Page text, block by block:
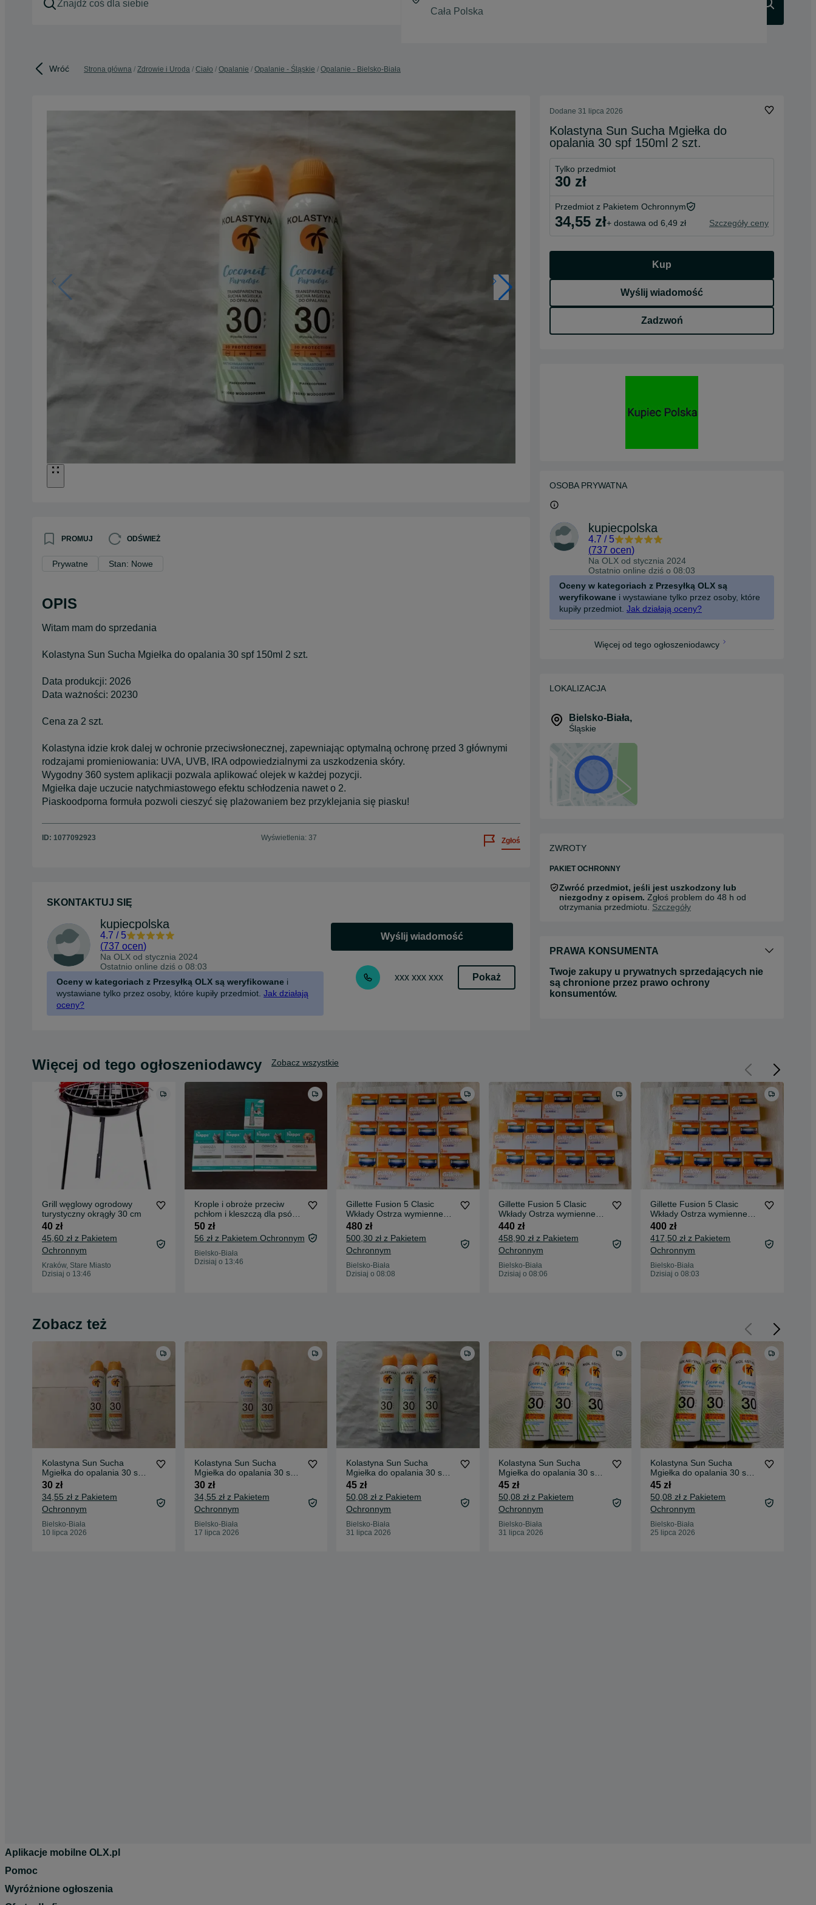
Wróć Strona główna Zdrowie i Uroda Ciało Opalanie Opalanie - Śląskie Opalanie - Bielsko-Biała
PROMUJ ODŚWIEŻ
Prywatne Stan: Nowe
OPIS
Witam mam do sprzedania
Kolastyna Sun Sucha Mgiełka do opalania 30 spf 150ml 2 szt.
Data produkcji: 2026
Data ważności: 20230
Cena za 2 szt.
Kolastyna idzie krok dalej w ochronie przeciwsłonecznej, zapewniając optymalną ochronę przed 3 głównymi
rodzajami promieniowania: UVA, UVB, IRA odpowiedzialnymi za uszkodzenia skóry.
Wygodny 360 system aplikacji pozwala aplikować olejek w każdej pozycji.
Mgiełka daje uczucie natychmiastowego efektu schłodzenia nawet o 2.
Piaskoodporna formuła pozwoli cieszyć się plażowaniem bez przyklejania się piasku!
ID: 1077092923 Wyświetlenia: 37 Zgłoś
SKONTAKTUJ SIĘ
kupiecpolska
4.7 / 5
(737 ocen)
Na OLX od stycznia 2024
Ostatnio online dziś o 08:03
Oceny w kategoriach z Przesyłką OLX są weryfikowane i
wystawiane tylko przez osoby, które kupiły przedmiot. Jak działają
oceny?
Wyślij wiadomość
xxx xxx xxx Pokaż
Dodane 31 lipca 2026
Kolastyna Sun Sucha Mgiełka do
opalania 30 spf 150ml 2 szt.
Tylko przedmiot
30 zł
Przedmiot z Pakietem Ochronnym
34,55 zł+ dostawa od 6,49 zł Szczegóły ceny
Kup
Wyślij wiadomość
Zadzwoń
OSOBA PRYWATNA
kupiecpolska
4.7 / 5
(737 ocen)
Na OLX od stycznia 2024
Ostatnio online dziś o 08:03
Oceny w kategoriach z Przesyłką OLX są
weryfikowane i wystawiane tylko przez osoby, które
kupiły przedmiot. Jak działają oceny?
Więcej od tego ogłoszeniodawcy
LOKALIZACJA
Bielsko-Biała,
Śląskie
ZWROTY
PAKIET OCHRONNY
Zwróć przedmiot, jeśli jest uszkodzony lub
niezgodny z opisem. Zgłoś problem do 48 h od
otrzymania przedmiotu. Szczegóły
PRAWA KONSUMENTA
Twoje zakupy u prywatnych sprzedających nie
są chronione przez prawo ochrony
konsumentów.
Więcej od tego ogłoszeniodawcy Zobacz wszystkie
Grill węglowy ogrodowy
turystyczny okrągły 30 cm
40 zł
45,60 zł z Pakietem
Ochronnym
Kraków, Stare Miasto
Dzisiaj o 13:46
Krople i obroże przeciw
pchłom i kleszczą dla psów i
kotow 8 opk.
50 zł
56 zł z Pakietem Ochronnym
Bielsko-Biała
Dzisiaj o 13:46
Gillette Fusion 5 Clasic
Wkłady Ostrza wymienne
36 szt.
480 zł
500,30 zł z Pakietem
Ochronnym
Bielsko-Biała
Dzisiaj o 08:08
Gillette Fusion 5 Clasic
Wkłady Ostrza wymienne
33 szt.
440 zł
458,90 zł z Pakietem
Ochronnym
Bielsko-Biała
Dzisiaj o 08:06
Gillette Fusion 5 Clasic
Wkłady Ostrza wymienne
30 szt.
400 zł
417,50 zł z Pakietem
Ochronnym
Bielsko-Biała
Dzisiaj o 08:03
Zobacz też
Kolastyna Sun Sucha
Mgiełka do opalania 30 spf
150ml 2 szt.
30 zł
34,55 zł z Pakietem
Ochronnym
Bielsko-Biała
10 lipca 2026
Kolastyna Sun Sucha
Mgiełka do opalania 30 spf
150ml 2 szt.
30 zł
34,55 zł z Pakietem
Ochronnym
Bielsko-Biała
17 lipca 2026
Kolastyna Sun Sucha
Mgiełka do opalania 30 spf
150ml 3 szt.
45 zł
50,08 zł z Pakietem
Ochronnym
Bielsko-Biała
31 lipca 2026
Kolastyna Sun Sucha
Mgiełka do opalania 30 spf
150ml 3 szt.
45 zł
50,08 zł z Pakietem
Ochronnym
Bielsko-Biała
31 lipca 2026
Kolastyna Sun Sucha
Mgiełka do opalania 30 spf
150ml 3 szt.
45 zł
50,08 zł z Pakietem
Ochronnym
Bielsko-Biała
25 lipca 2026
Aplikacje mobilne OLX.pl
Pomoc
Wyróżnione ogłoszenia